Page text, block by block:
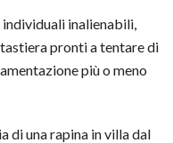
inalienabili,
pronti a tentare di
più o meno
di una rapina in villa dal